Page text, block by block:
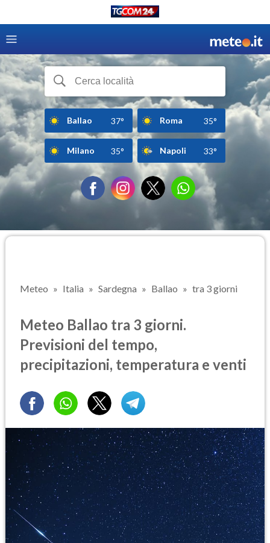
Ballao 37° Roma 35°
Milano 35° Napoli 33°
Meteo Italia Sardegna Ballao tra 3 giorni
Meteo Ballao tra 3 giorni.
Previsioni del tempo,
precipitazioni, temperatura e venti